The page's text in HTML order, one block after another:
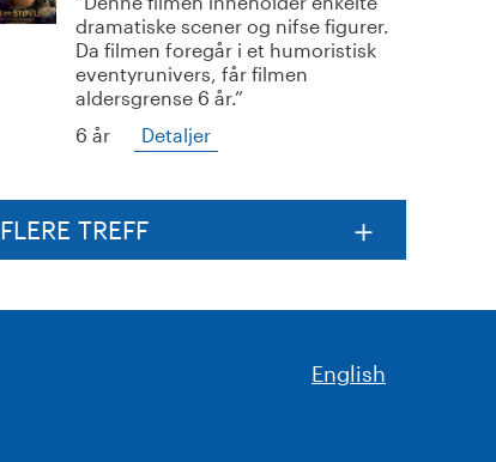
dramatiske scener og nifse figurer.
Da filmen foregår i et humoristisk
eventyrunivers, får filmen
aldersgrense 6 år.
6 år
Detaljer
FLERE TREFF
English